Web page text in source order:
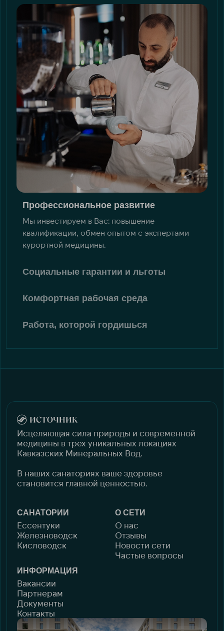
Профессиональное развитие
Мы инвестируем в Вас: повышение
квалификации, обмен опытом с экспертами
курортной медицины.
Социальные гарантии и льготы
Комфортная рабочая среда
Работа, которой гордишься
Исцеляющая сила природы и современной
медицины в трех уникальных локациях
Кавказских Минеральных Вод.
В наших санаториях ваше здоровье
становится главной ценностью.
САНАТОРИИ
Ессентуки
Железноводск
Кисловодск
О СЕТИ
О нас
Отзывы
Новости сети
Частые вопросы
ИНФОРМАЦИЯ
Вакансии
Партнерам
Документы
Контакты